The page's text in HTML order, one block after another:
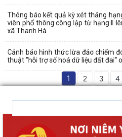
Thông báo kết quả kỳ xét thăng
viên phổ thông công lập từ hạng II
xã Thanh Hà
Cảnh báo hình thức lừa đảo chiếm
thuật "hỗi trợ số hoá dữ liệu đất đai"
1 2 3 4